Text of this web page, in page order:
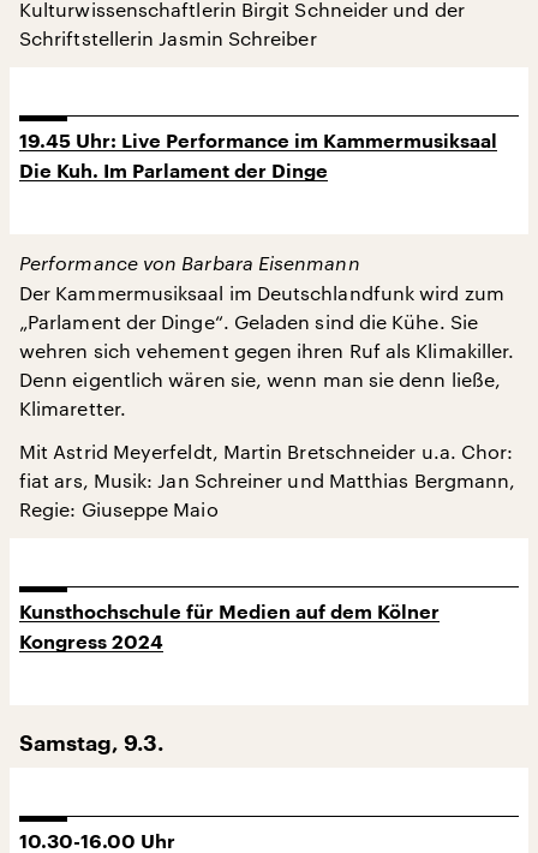
Kulturwissenschaftlerin Birgit Schneider und der
Schriftstellerin Jasmin Schreiber
19.45 Uhr: Live Performance im Kammermusiksaal
Die Kuh. Im Parlament der Dinge
Performance von Barbara Eisenmann
Der Kammermusiksaal im Deutschlandfunk wird zum
„Parlament der Dinge“. Geladen sind die Kühe. Sie
wehren sich vehement gegen ihren Ruf als Klimakiller.
Denn eigentlich wären sie, wenn man sie denn ließe,
Klimaretter.
Mit Astrid Meyerfeldt, Martin Bretschneider u.a. Chor:
fiat ars, Musik: Jan Schreiner und Matthias Bergmann,
Regie: Giuseppe Maio
Kunsthochschule für Medien auf dem Kölner
Kongress 2024
Samstag, 9.3.
10.30-16.00 Uhr